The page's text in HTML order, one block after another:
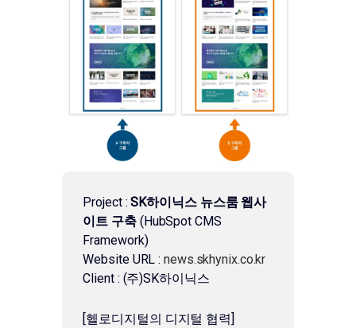
Project :SK하이닉스 뉴스룸 웹사
이트 구축(HubSpot CMS
Framework)
Website URL :news.skhynix.co.kr
Client : (주)SK하이닉스
[헬로디지털의 디지털 협력]